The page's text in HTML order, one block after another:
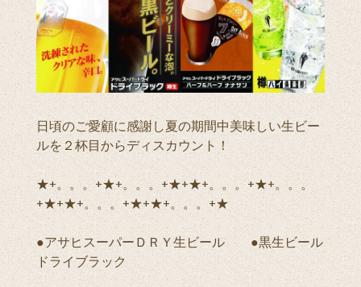
日頃のご愛顧に感謝し夏の期間中美味しい生ビー
ルを２杯目からディスカウント！
★+。。。+★+。。。+★+★+。。。+★+。。。
+★+★+。。。+★+★+。。。+★
●アサヒスーパーＤＲＹ生ビール ●黒生ビール
ドライブラック